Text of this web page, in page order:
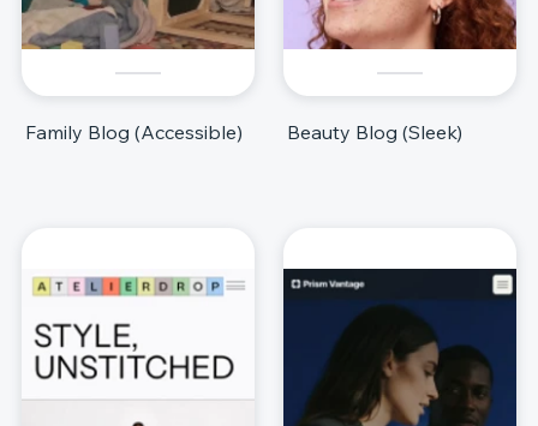
Family Blog (Accessible) Beauty Blog (Sleek)